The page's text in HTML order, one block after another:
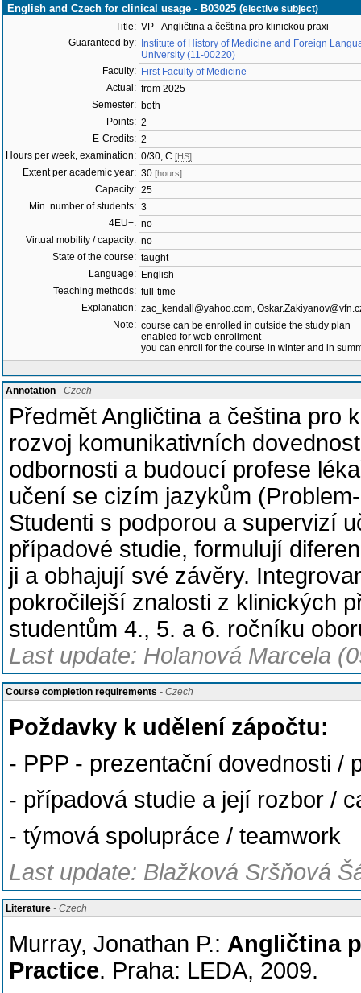
English and Czech for clinical usage - B03025 (elective subject)
Title: VP - Angličtina a čeština pro klinickou praxi
Guaranteed by:
Institute of History of Medicine and Foreign
University (11-00220)
Faculty: First Faculty of Medicine
Actual: from 2025
Semester: both
Points: 2
E-Credits: 2
Hours per week, examination: 0/30, C [HS]
Extent per academic year: 30 [hours]
Capacity: 25
Min. number of students: 3
4EU+: no
Virtual mobility / capacity: no
State of the course: taught
Language: English
Teaching methods: full-time
Explanation: zac_kendall@yahoo.com,
Note: course can be enrolled in outside the study plan
enabled for web enrollment
you can enroll for the course in winter and in
Annotation - Czech
Předmět Angličtina a čeština pro
rozvoj komunikativních
odbornosti a budoucí profese
učení se cizím jazykům
Studenti s podporou a supervizí
případové studie, formulují
ji a obhajují své závěry.
pokročilejší znalosti z klinických
studentům 4., 5. a 6. ročníku
Last update: Holanová Marcela
Course completion requirements - Czech
Poždavky k udělení zápočtu:
- PPP - prezentační dovednosti /
- případová studie a její rozbor /
- týmová spolupráce / teamwork
Last update: Blažková Sršňová
Literature - Czech
Murray, Jonathan P.: Angličtina
Practice. Praha: LEDA, 2009.